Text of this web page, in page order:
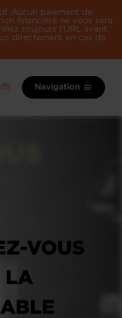
Aucun paiement de
financière ne vous sera
toujours l'URL avant
directement en cas de
Navigation
VOUS
LA